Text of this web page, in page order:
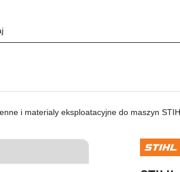
i materialy eksploatacyjne do maszyn
NAZWA
STIHL